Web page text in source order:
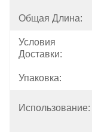
Общая Длина:
Условия
Доставки:
Упаковка:
Использование: